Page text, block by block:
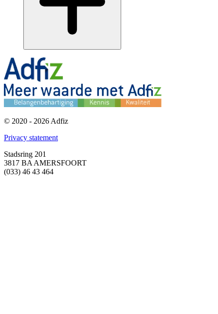
© 2020 - 2026 Adfiz
Privacy statement
Stadsring 201
3817 BA AMERSFOORT
(033) 46 43 464